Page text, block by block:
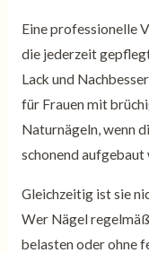
Eine professionelle
die jederzeit
Lack und
für Frauen mit
Naturnägeln, wenn
schonend aufgebaut
Gleichzeitig ist sie
Wer Nägel
belasten oder ohne